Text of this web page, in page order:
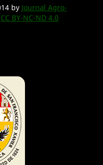
by Journal Agro-
CC BY-NC-ND 4.0